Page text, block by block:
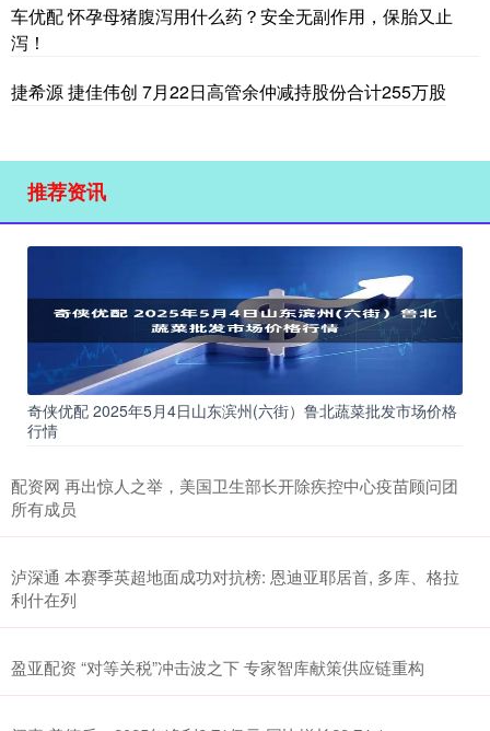
车优配 怀孕母猪腹泻用什么药？安全无副作用，保胎又止
泻！
捷希源 捷佳伟创 7月22日高管余仲减持股份合计255万股
推荐资讯
奇侠优配 2025年5月4日山东滨州(六街）鲁北蔬菜批发市场价格
行情
配资网 再出惊人之举，美国卫生部长开除疾控中心疫苗顾问团
所有成员
泸深通 本赛季英超地面成功对抗榜: 恩迪亚耶居首, 多库、格拉
利什在列
盈亚配资 “对等关税”冲击波之下 专家智库献策供应链重构